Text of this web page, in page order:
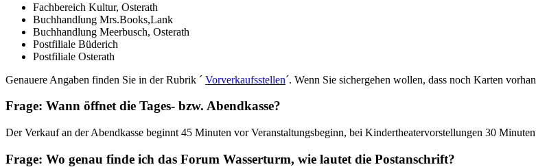
Fachbereich Kultur, Osterath
Buchhandlung Mrs.Books,Lank
Buchhandlung Meerbusch, Osterath
Postfiliale Büderich
Postfiliale Osterath
Genauere Angaben finden Sie in der Rubrik ´ Vorverkaufsstellen´. Wenn Sie sichergehen wollen, dass noch Karten
Frage: Wann öffnet die Tages- bzw. Abendkasse?
Der Verkauf an der Abendkasse beginnt 45 Minuten vor Veranstaltungsbeginn, bei Kindertheatervorstellungen 30
Frage: Wo genau finde ich das Forum Wasserturm, wie lautet die Postanschrift?